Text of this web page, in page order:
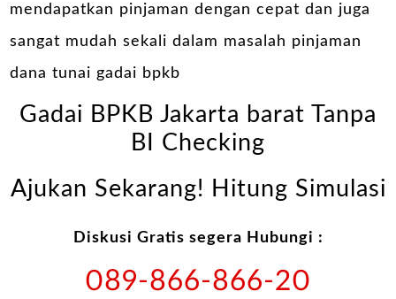
mendapatkan pinjaman dengan cepat dan juga
sangat mudah sekali dalam masalah pinjaman
dana tunai gadai bpkb
Gadai BPKB Jakarta barat Tanpa
BI Checking
Ajukan Sekarang! Hitung Simulasi
Diskusi Gratis segera Hubungi :
089-866-866-20